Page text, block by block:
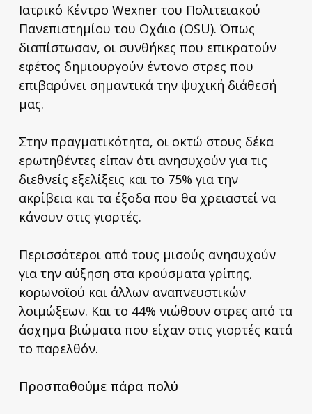
Ιατρικό Κέντρο Wexner του Πολιτειακού
Πανεπιστημίου του Οχάιο (OSU). Όπως
διαπίστωσαν, οι συνθήκες που επικρατούν
εφέτος δημιουργούν έντονο στρες που
επιβαρύνει σημαντικά την ψυχική διάθεσή
μας.
Στην πραγματικότητα, οι οκτώ στους δέκα
ερωτηθέντες είπαν ότι ανησυχούν για τις
διεθνείς εξελίξεις και το 75% για την
ακρίβεια και τα έξοδα που θα χρειαστεί να
κάνουν στις γιορτές.
Περισσότεροι από τους μισούς ανησυχούν
για την αύξηση στα κρούσματα γρίπης,
κορωνοϊού και άλλων αναπνευστικών
λοιμώξεων. Και το 44% νιώθουν στρες από τα
άσχημα βιώματα που είχαν στις γιορτές κατά
το παρελθόν.
Προσπαθούμε πάρα πολύ